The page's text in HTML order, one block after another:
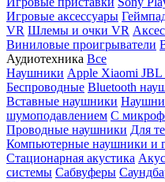
Игровые аксессуары
VR Шлемы и очки VR
Виниловые проигрыватели
Аудиотехника Все
Наушники Apple Xiaomi JBL
Беспроводные Bluetooth
Вставные наушники
шумоподавлением С
Проводные наушники Для
Компьютерные наушники и
Стационарная акустика
системы Сабвуферы